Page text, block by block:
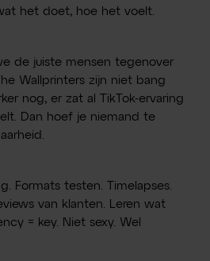
het doet, hoe het voelt.
de juiste mensen tegenover
Wallprinters zijn niet bang
nog, er zat al TikTok-ervaring
Dan hoef je niemand te
Formats testen. Timelapses.
van klanten. Leren wat
= key. Niet sexy. Wel